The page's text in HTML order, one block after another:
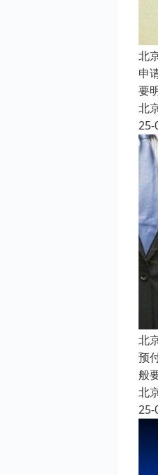
北
申
要
北
25-
北
预
般
北
25-